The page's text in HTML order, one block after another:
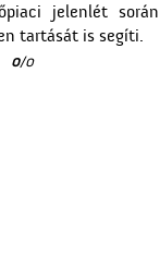
jelenlét
tartását is segíti.
0/0